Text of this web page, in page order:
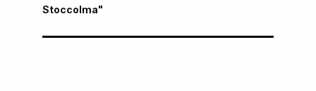
Stoccolma"